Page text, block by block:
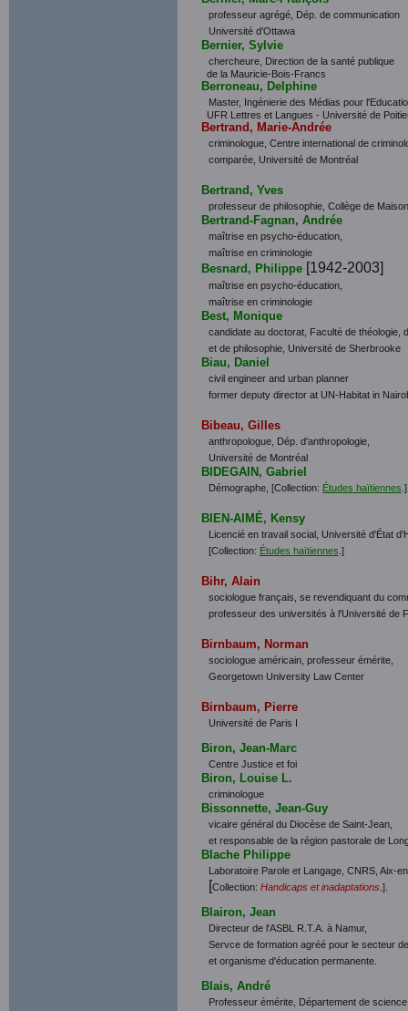
professeur agrégé, Dép. de communication
Université d'Ottawa
Bernier, Sylvie
chercheure, Direction de la santé publique
de la Mauricie-Bois-Francs
Berroneau, Delphine
Master, Ingénierie des Médias pour
UFR Lettres et Langues - Université de
Bertrand, Marie-Andrée
criminologue, Centre international de
comparée, Université de Montréal
Bertrand, Yves
professeur de philosophie, Collège de
Bertrand-Fagnan, Andrée
maîtrise en psycho-éducation,
maîtrise en criminologie
Besnard, Philippe [1942-2003]
maîtrise en psycho-éducation,
maîtrise en criminologie
Best, Monique
candidate au doctorat, Faculté de théologie,
et de philosophie, Université de Sherbrooke
Biau, Daniel
civil engineer and urban planner
former deputy director at UN-Habitat in
Bibeau, Gilles
anthropologue, Dép. d'anthropologie,
Université de Montréal
BIDEGAIN, Gabriel
Démographe, [Collection: Études haïtiennes .]
BIEN-AIMÉ, Kensy
Licencié en travail social, Université d'État
[Collection: Études haïtiennes .]
Bihr, Alain
sociologue français, se revendiquant du
professeur des universités à l'Université de
Birnbaum, Norman
sociologue américain, professeur émérite,
Georgetown University Law Center
Birnbaum, Pierre
Université de Paris I
Biron, Jean-Marc
Centre Justice et foi
Biron, Louise L.
criminologue
Bissonnette, Jean-Guy
vicaire général du Diocèse de Saint-Jean,
et responsable de la région pastorale de
Blache Philippe
Laboratoire Parole et Langage, CNRS, Aix-
[Collection: Handicaps et inadaptations .].
Blairon, Jean
Directeur de l'ASBL R.T.A. à Namur,
Servce de formation agréé pour le secteur
et organisme d'éducation permanente.
Blais, André
Professeur émérite, Département de